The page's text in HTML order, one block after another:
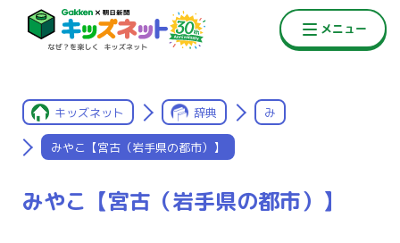
キッズネット 辞典 み
みやこ【宮古（岩手県の都市）】
みやこ【宮古（岩手県の都市）】